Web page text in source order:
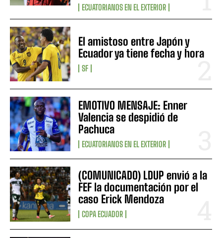
ECUATORIANOS EN EL EXTERIOR
El amistoso entre Japón y
Ecuador ya tiene fecha y hora
SF
EMOTIVO MENSAJE: Enner
Valencia se despidió de
Pachuca
ECUATORIANOS EN EL EXTERIOR
(COMUNICADO) LDUP envió a la
FEF la documentación por el
caso Erick Mendoza
COPA ECUADOR